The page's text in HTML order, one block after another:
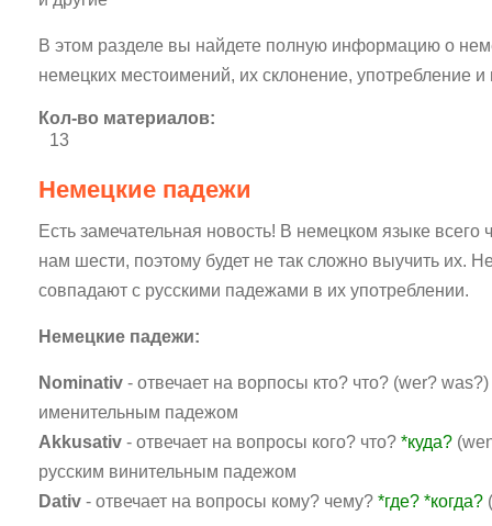
В этом разделе вы найдете полную информацию о
немецких местоимений, их склонение, употребление
Кол-во материалов:
13
Немецкие падежи
Есть замечательная новость! В немецком языке
нам шести, поэтому будет не так сложно выучить их.
совпадают с русскими падежами в их употреблении.
Немецкие падежи:
Nominativ - отвечает на ворпосы кто? что? (wer?
именительным падежом
Akkusativ - отвечает на вопросы кого? что? *куда?
русским винительным падежом
Dativ - отвечает на вопросы кому? чему? *где? *когда?